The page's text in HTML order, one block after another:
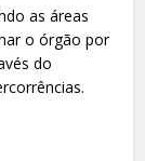
as áreas
o órgão por
do